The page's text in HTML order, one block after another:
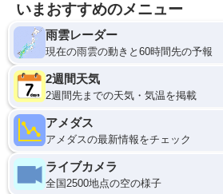
いまおすすめのメニュー
雨雲レーダー
現在の雨雲の動きと60時間先の予報
2週間天気
2週間先までの天気・気温を掲載
アメダス
アメダスの最新情報をチェック
ライブカメラ
全国2500地点の空の様子